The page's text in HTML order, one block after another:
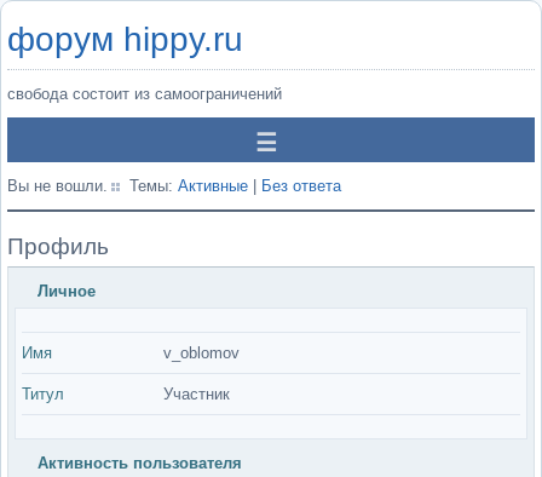
форум hippy.ru
свобода состоит из самоограничений
Вы не вошли. Темы: Активные Без ответа
Профиль
Личное
Имя v_oblomov
Титул Участник
Активность пользователя